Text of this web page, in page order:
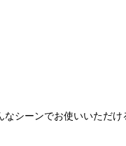
シーンでお使いいただ